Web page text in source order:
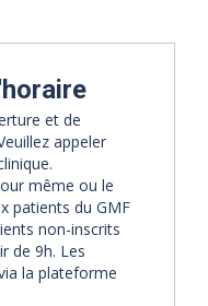
et de
appeler
même ou le
patients du GMF
non-inscrits
de 9h. Les
la plateforme